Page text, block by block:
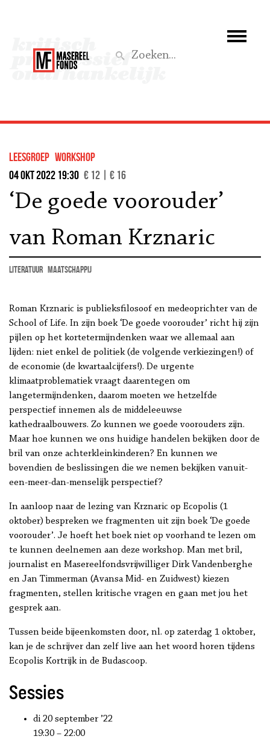
Wat we doen
Steun ons
Aktief
leesgroep workshop
04 okt 2022 19:30 € 12 | € 16
‘De goede voorouder’
van Roman Krznaric
literatuur maatschappij
Roman Krznaric is publieksfilosoof en medeoprichter van de
School of Life. In zijn boek ‘De goede voorouder’ richt hij zijn
pijlen op het kortetermijndenken waar we allemaal aan
lijden: niet enkel de politiek (de volgende verkiezingen!) of
de economie (de kwartaalcijfers!). De urgente
klimaatproblematiek vraagt daarentegen om
langetermijndenken, daarom moeten we hetzelfde
perspectief innemen als de middeleeuwse
kathedraalbouwers. Zo kunnen we goede voorouders zijn.
Maar hoe kunnen we ons huidige handelen bekijken door de
bril van onze achterkleinkinderen? En kunnen we
bovendien de beslissingen die we nemen bekijken vanuit-
een-meer-dan-menselijk perspectief?
In aanloop naar de lezing van Krznaric op Ecopolis (1
oktober) bespreken we fragmenten uit zijn boek ‘De goede
voorouder’. Je hoeft het boek niet op voorhand te lezen om
te kunnen deelnemen aan deze workshop. Man met bril,
journalist en Masereelfondsvrijwilliger Dirk Vandenberghe
en Jan Timmerman (Avansa Mid- en Zuidwest) kiezen
fragmenten, stellen kritische vragen en gaan met jou het
gesprek aan.
Tussen beide bijeenkomsten door, nl. op zaterdag 1 oktober,
kan je de schrijver dan zelf live aan het woord horen tijdens
Ecopolis Kortrijk in de Budascoop.
Sessies
di 20 september ’22
19:30 – 22:00